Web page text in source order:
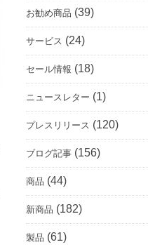
お勧め商品 (39)
サービス (24)
セール情報 (18)
ニュースレター (1)
プレスリリース (120)
ブログ記事 (156)
商品 (44)
新商品 (182)
製品 (61)